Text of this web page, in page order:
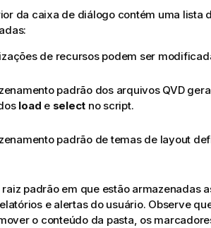
da caixa de diálogo contém uma lista
de recursos podem ser
padrão dos arquivos QVD
load e select no script.
padrão de temas de layout
padrão em que estão armazenadas
e alertas do usuário. Observe
o conteúdo da pasta, os